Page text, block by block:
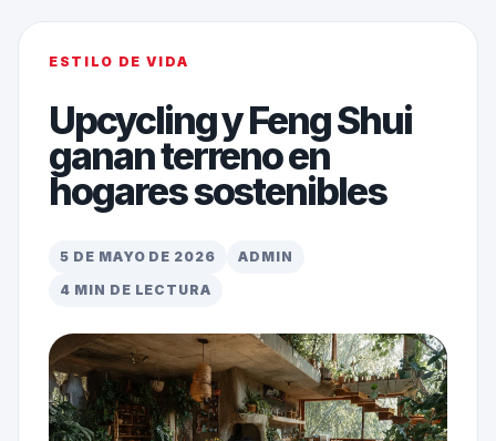
ESTILO DE VIDA
Upcycling y Feng Shui
ganan terreno en
hogares sostenibles
5 DE MAYO DE 2026
ADMIN
4 MIN DE LECTURA